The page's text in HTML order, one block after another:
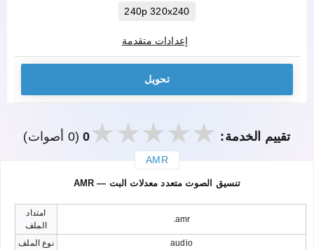
240p 320x240
إعدادات متقدمة
تحويل
تقييم الخدمة: 0(0 أصوات)
AMR
AMR — تنسيق الصوت متعدد معدلات البت
امتداد
الملف
.amr
نوع الملف audio